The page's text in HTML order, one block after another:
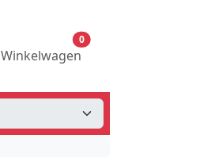
Winkelwagen
0